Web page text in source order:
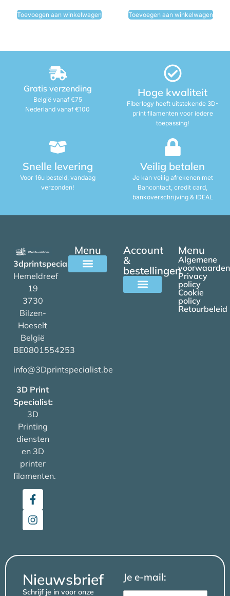
Toevoegen aan winkelwagen Toevoegen aan winkelwagen
Gratis verzending
België vanaf €75
Nederland vanaf €100
Hoge kwaliteit
Fiberlogy heeft uitstekende 3D-
print filamenten voor iedere
toepassing!
Snelle levering
Voor 16u besteld, vandaag
verzonden!
Veilig betalen
Je kan veilig afrekenen met
Bancontact, credit card,
bankoverschrijving & IDEAL
3dprintspecialist.be
Hemeldreef
19
3730
Bilzen-
Hoeselt
België
BE0801554253
info@3Dprintspecialist.be
3D Print
Specialist:
3D
Printing
diensten
en 3D
printer
filamenten.
Menu
Account
&
bestellingen
Menu
Algemene
voorwaarden
Privacy
policy
Cookie
policy
Retourbeleid
Nieuwsbrief
Schrijf je in voor onze
Je e-mail: